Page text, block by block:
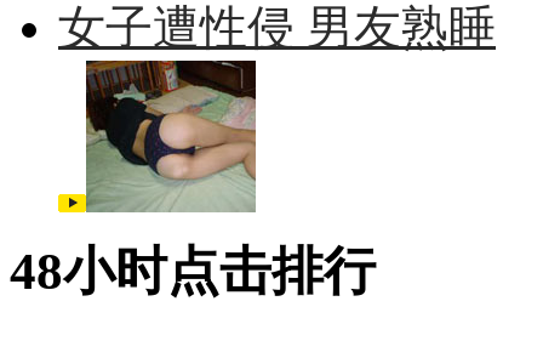
女子遭性侵 男友熟睡
48小时点击排行